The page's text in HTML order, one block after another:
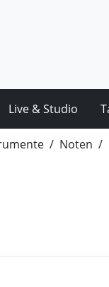
Live & Studio
Noten